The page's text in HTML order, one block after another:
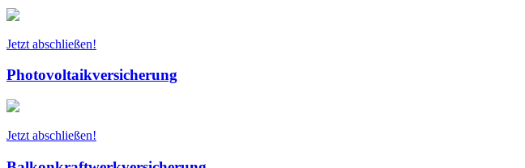
Jetzt abschließen!
Photovoltaikversicherung
Jetzt abschließen!